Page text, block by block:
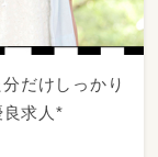
分だけしっかり
求人*